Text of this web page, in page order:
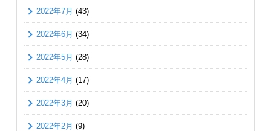
2022年7月 (43)
2022年6月 (34)
2022年5月 (28)
2022年4月 (17)
2022年3月 (20)
2022年2月 (9)